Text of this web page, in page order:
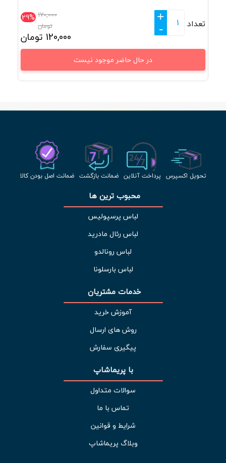
29% 170,000
تومان
120,000 تومان
تعداد
+
-
در حال حاضر موجود نیست
تحویل اکسپرس پرداخت آنلاین ضمانت بازگشت ضمانت اصل بودن کالا
محبوب ترین ها
لباس پرسپولیس
لباس رئال مادرید
لباس رونالدو
لباس بارسلونا
خدمات مشتریان
آموزش خرید
روش های ارسال
پیگیری سفارش
با پریماشاپ
سوالات متداول
تماس با ما
شرایط و قوانین
وبلاگ پریماشاپ